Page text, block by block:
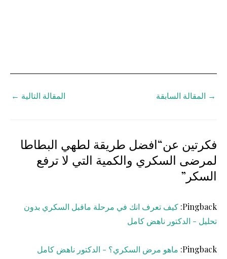
→ المقالة السابقة المقالة التالية ←
فكرتين عن“افضل طريقة لطهي البطاطا
لمرضى السكري والكمية التي لا ترفع
السكر”
Pingback: كيف تعرف انك في مرحلة ماقبل السكري بدون
تحليل - الدكتور ناهض كامل
Pingback: ماهو مرض السكري؟ - الدكتور ناهض كامل